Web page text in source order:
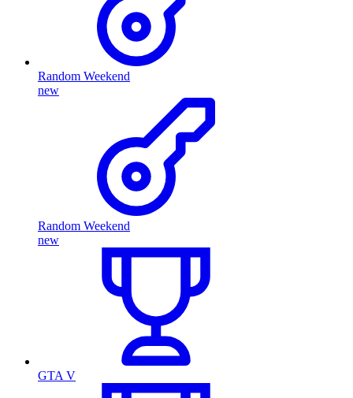
Random Weekend
new
Random Weekend
new
GTA V